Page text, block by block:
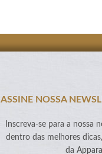
ASSINE NOSSA
Inscreva-se para a nossa
dentro das melhores
da